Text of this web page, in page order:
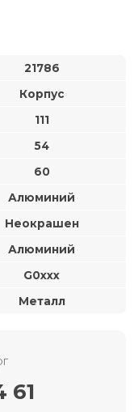
21786
Корпус
111
54
60
Алюминий
Неокрашен
Алюминий
G0xxx
Металл
61